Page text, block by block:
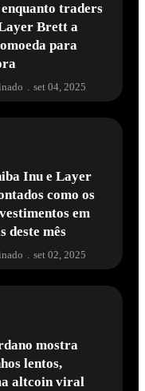
enquanto traders
Brett a
para
set 04, 2025
Inu e Layer
como os
em
deste mês
. set 02, 2025
mostra
lentos,
altcoin viral